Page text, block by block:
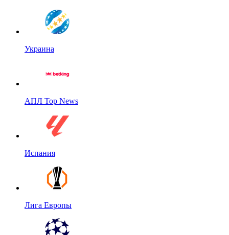
Украина
АПЛ Top News
Испания
Лига Европы